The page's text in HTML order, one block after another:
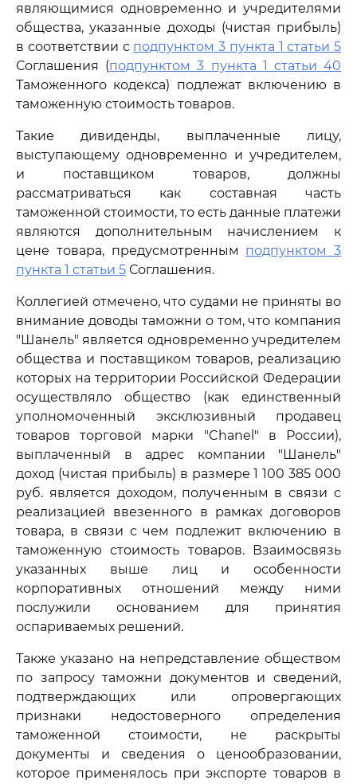
являющимися одновременно и учредителями
общества, указанные доходы (чистая прибыль)
в соответствии с подпунктом 3 пункта 1 статьи 5
Соглашения (подпунктом 3 пункта 1 статьи 40
Таможенного кодекса) подлежат включению в
таможенную стоимость товаров.
Такие дивиденды, выплаченные лицу,
выступающему одновременно и учредителем,
и поставщиком товаров, должны
рассматриваться как составная часть
таможенной стоимости, то есть данные платежи
являются дополнительным начислением к
цене товара, предусмотренным подпунктом 3
пункта 1 статьи 5 Соглашения.
Коллегией отмечено, что судами не приняты во
внимание доводы таможни о том, что компания
"Шанель" является одновременно учредителем
общества и поставщиком товаров, реализацию
которых на территории Российской Федерации
осуществляло общество (как единственный
уполномоченный эксклюзивный продавец
товаров торговой марки "Chanel" в России),
выплаченный в адрес компании "Шанель"
доход (чистая прибыль) в размере 1 100 385 000
руб. является доходом, полученным в связи с
реализацией ввезенного в рамках договоров
товара, в связи с чем подлежит включению в
таможенную стоимость товаров. Взаимосвязь
указанных выше лиц и особенности
корпоративных отношений между ними
послужили основанием для принятия
оспариваемых решений.
Также указано на непредставление обществом
по запросу таможни документов и сведений,
подтверждающих или опровергающих
признаки недостоверного определения
таможенной стоимости, не раскрыты
документы и сведения о ценообразовании,
которое применялось при экспорте товаров в